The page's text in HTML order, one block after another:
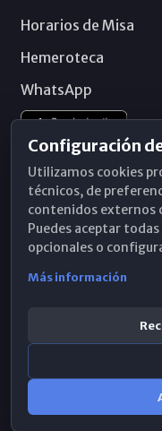
Horarios de Misa
Hemeroteca
WhatsApp
Configuración
Utilizamos cookies
técnicos, de
contenidos externos
Puedes aceptar
opcionales o
Más información